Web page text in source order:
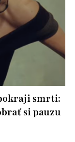
smrti:
si pauzu